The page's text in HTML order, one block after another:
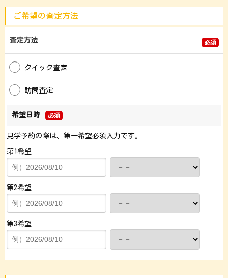
ご希望の査定方法
必須
査定方法
クイック査定
訪問査定
希望日時 必須
見学予約の際は、第一希望必須入力です。
第1希望
第2希望
第3希望